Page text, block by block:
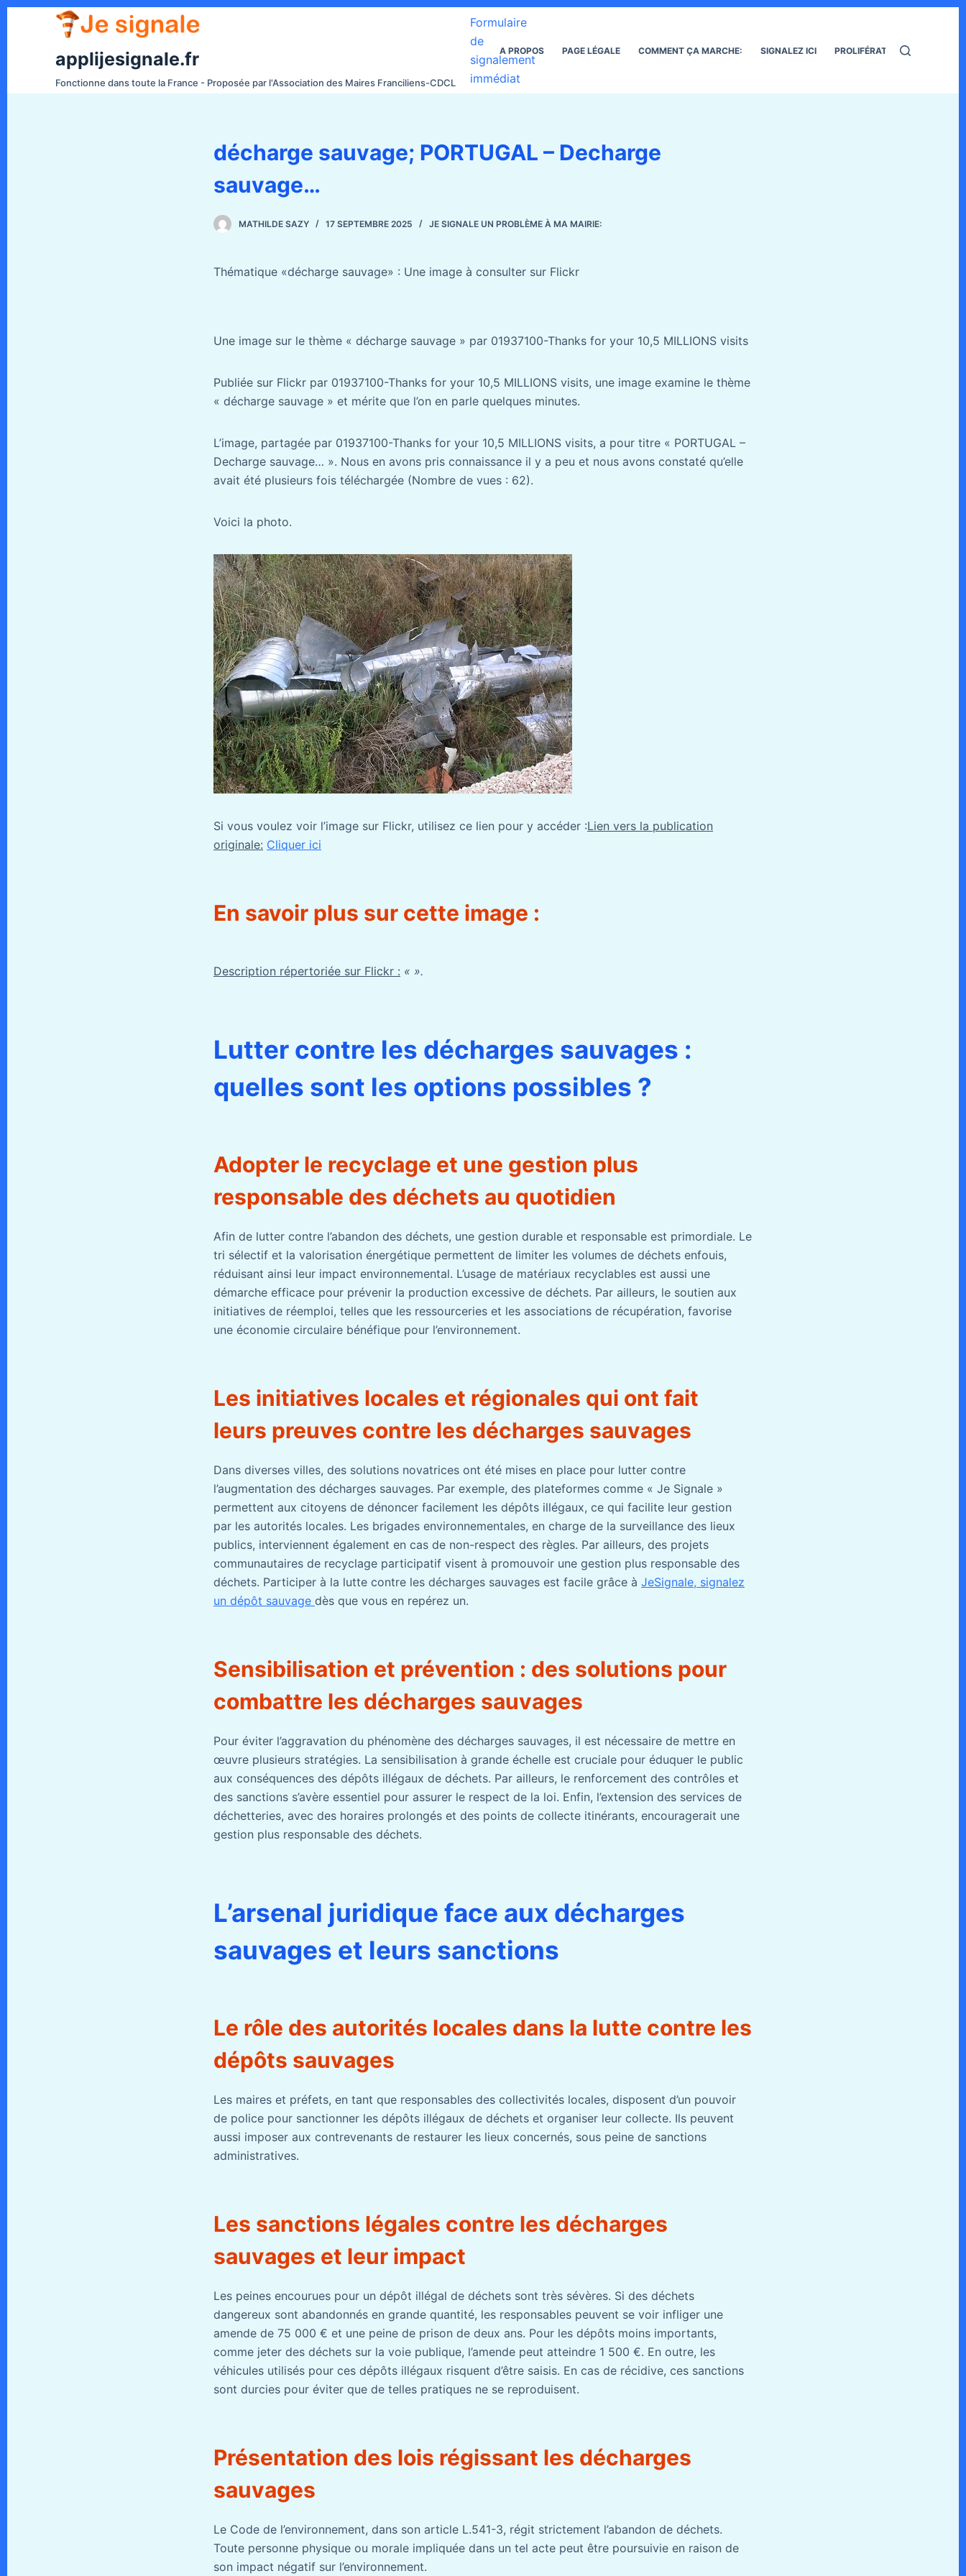
e
applijesignale.fr
Fonctionne dans toute la France - Proposée par l'Association des Maires Franciliens-CDCL
Formulaire
de
signalement
immédiat
A PROPOS PAGE LÉGALE COMMENT ÇA MARCHE: SIGNALEZ ICI PROLIFÉRATION DES RATS
décharge sauvage; PORTUGAL – Decharge
sauvage…
MATHILDE SAZY 17 SEPTEMBRE 2025 JE SIGNALE UN PROBLÈME À MA MAIRIE:
Thématique «décharge sauvage» : Une image à consulter sur Flickr
Une image sur le thème « décharge sauvage » par 01937100-Thanks for your 10,5 MILLIONS visits
Publiée sur Flickr par 01937100-Thanks for your 10,5 MILLIONS visits, une image examine le thème
« décharge sauvage » et mérite que l’on en parle quelques minutes.
L’image, partagée par 01937100-Thanks for your 10,5 MILLIONS visits, a pour titre « PORTUGAL –
Decharge sauvage… ». Nous en avons pris connaissance il y a peu et nous avons constaté qu’elle
avait été plusieurs fois téléchargée (Nombre de vues : 62).
Voici la photo.
Si vous voulez voir l’image sur Flickr, utilisez ce lien pour y accéder :Lien vers la publication
originale: Cliquer ici
En savoir plus sur cette image :
Description répertoriée sur Flickr : « ».
Lutter contre les décharges sauvages :
quelles sont les options possibles ?
Adopter le recyclage et une gestion plus
responsable des déchets au quotidien
Afin de lutter contre l’abandon des déchets, une gestion durable et responsable est primordiale. Le
tri sélectif et la valorisation énergétique permettent de limiter les volumes de déchets enfouis,
réduisant ainsi leur impact environnemental. L’usage de matériaux recyclables est aussi une
démarche efficace pour prévenir la production excessive de déchets. Par ailleurs, le soutien aux
initiatives de réemploi, telles que les ressourceries et les associations de récupération, favorise
une économie circulaire bénéfique pour l’environnement.
Les initiatives locales et régionales qui ont fait
leurs preuves contre les décharges sauvages
Dans diverses villes, des solutions novatrices ont été mises en place pour lutter contre
l’augmentation des décharges sauvages. Par exemple, des plateformes comme « Je Signale »
permettent aux citoyens de dénoncer facilement les dépôts illégaux, ce qui facilite leur gestion
par les autorités locales. Les brigades environnementales, en charge de la surveillance des lieux
publics, interviennent également en cas de non-respect des règles. Par ailleurs, des projets
communautaires de recyclage participatif visent à promouvoir une gestion plus responsable des
déchets. Participer à la lutte contre les décharges sauvages est facile grâce à JeSignale, signalez
un dépôt sauvage dès que vous en repérez un.
Sensibilisation et prévention : des solutions pour
combattre les décharges sauvages
Pour éviter l’aggravation du phénomène des décharges sauvages, il est nécessaire de mettre en
œuvre plusieurs stratégies. La sensibilisation à grande échelle est cruciale pour éduquer le public
aux conséquences des dépôts illégaux de déchets. Par ailleurs, le renforcement des contrôles et
des sanctions s’avère essentiel pour assurer le respect de la loi. Enfin, l’extension des services de
déchetteries, avec des horaires prolongés et des points de collecte itinérants, encouragerait une
gestion plus responsable des déchets.
L’arsenal juridique face aux décharges
sauvages et leurs sanctions
Le rôle des autorités locales dans la lutte contre les
dépôts sauvages
Les maires et préfets, en tant que responsables des collectivités locales, disposent d’un pouvoir
de police pour sanctionner les dépôts illégaux de déchets et organiser leur collecte. Ils peuvent
aussi imposer aux contrevenants de restaurer les lieux concernés, sous peine de sanctions
administratives.
Les sanctions légales contre les décharges
sauvages et leur impact
Les peines encourues pour un dépôt illégal de déchets sont très sévères. Si des déchets
dangereux sont abandonnés en grande quantité, les responsables peuvent se voir infliger une
amende de 75 000 € et une peine de prison de deux ans. Pour les dépôts moins importants,
comme jeter des déchets sur la voie publique, l’amende peut atteindre 1 500 €. En outre, les
véhicules utilisés pour ces dépôts illégaux risquent d’être saisis. En cas de récidive, ces sanctions
sont durcies pour éviter que de telles pratiques ne se reproduisent.
Présentation des lois régissant les décharges
sauvages
Le Code de l’environnement, dans son article L.541-3, régit strictement l’abandon de déchets.
Toute personne physique ou morale impliquée dans un tel acte peut être poursuivie en raison de
son impact négatif sur l’environnement.